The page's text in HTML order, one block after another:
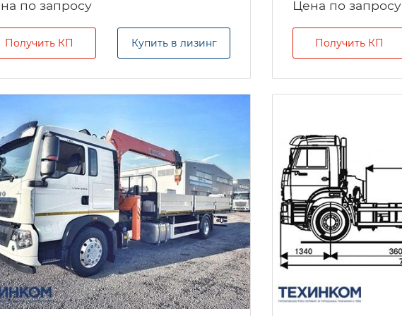
по запросу
Получить КП Купить в лизинг
Цена по запросу
Получить КП